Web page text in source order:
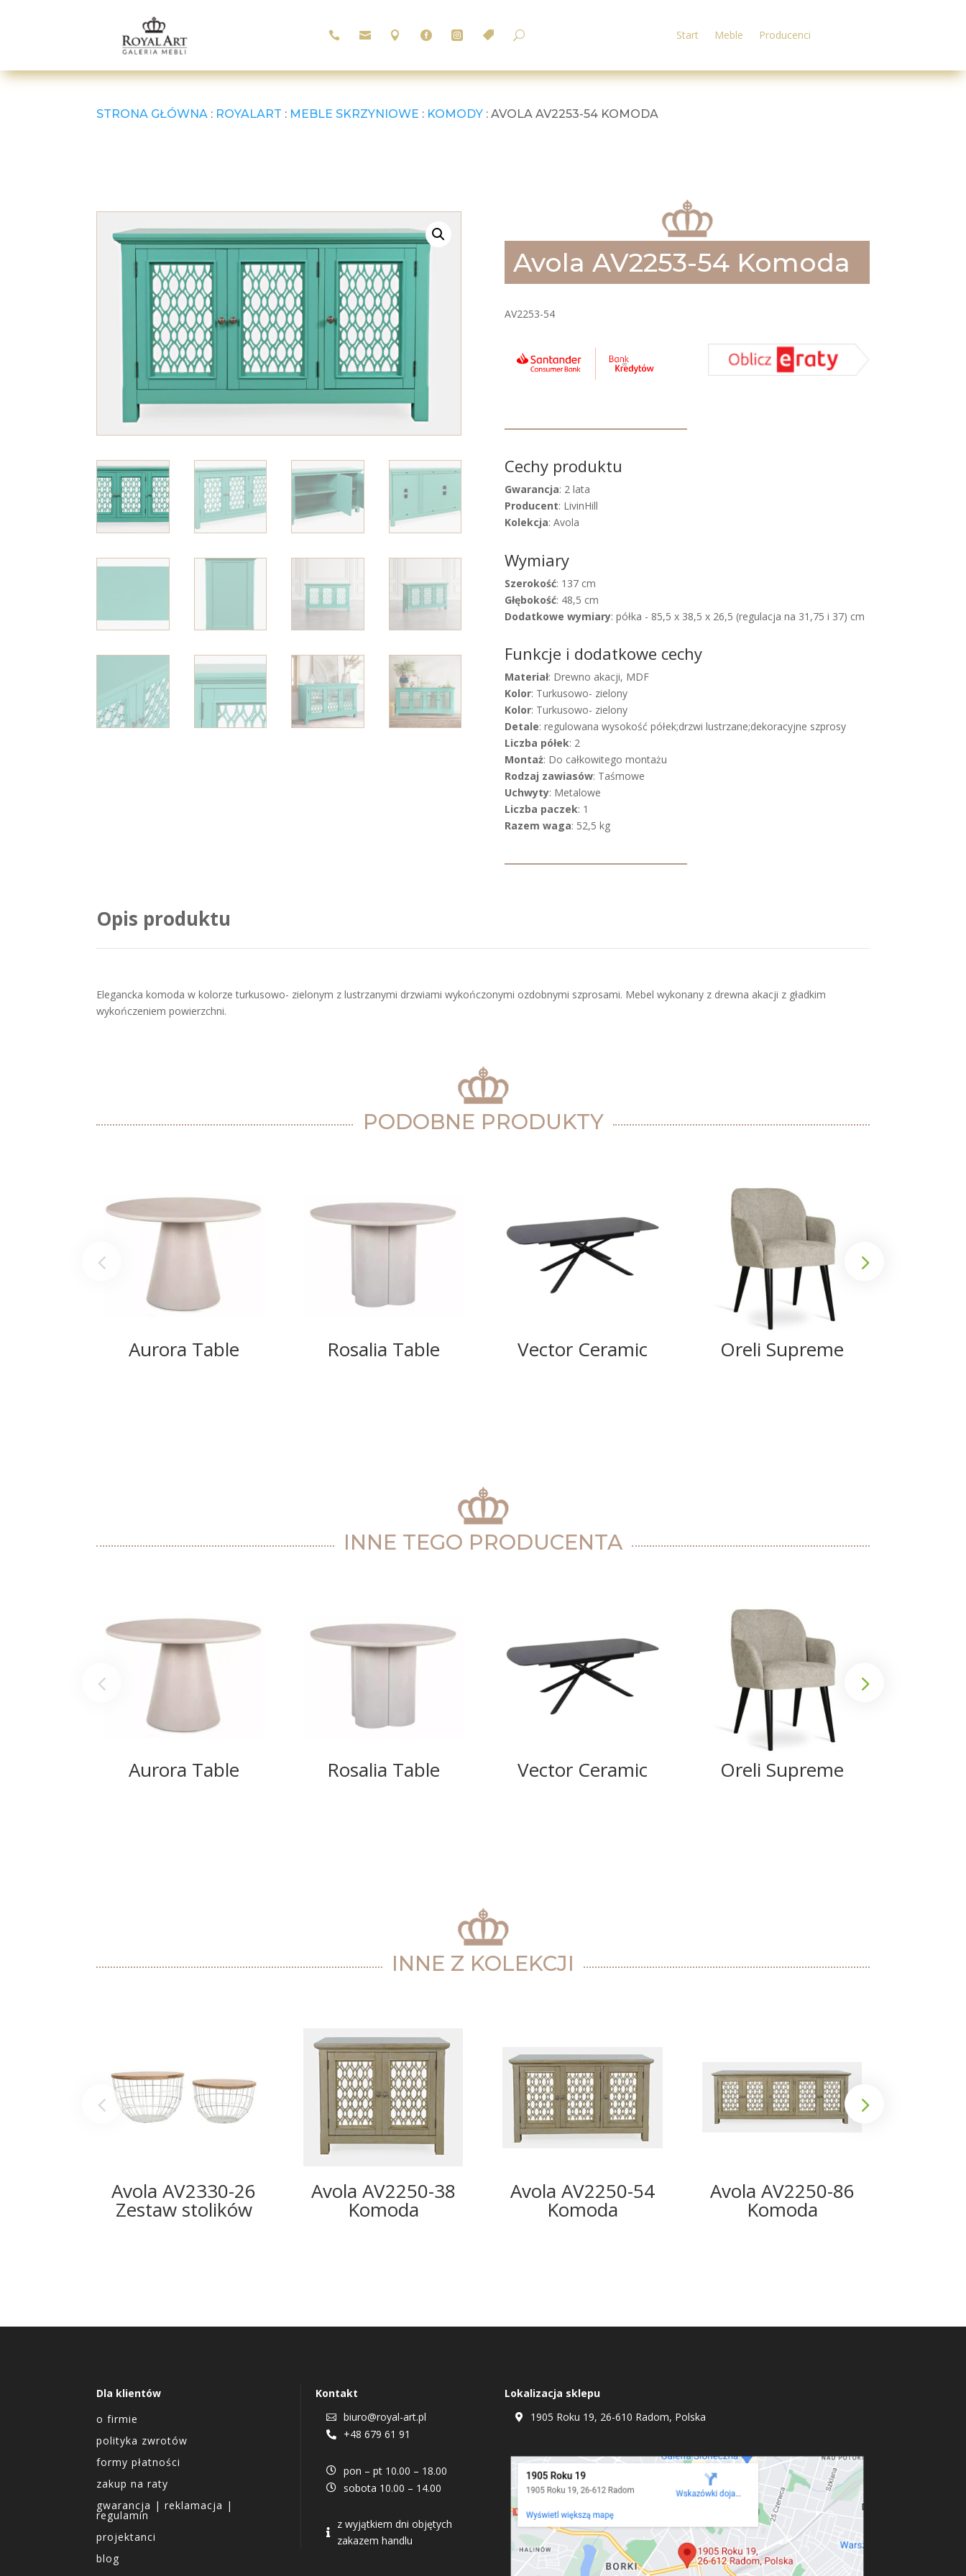
      U Start Meble Producenci
STRONA GŁÓWNA : ROYALART : MEBLE SKRZYNIOWE : KOMODY : AVOLA AV2253-54 KOMODA
Avola AV2253-54 Komoda
AV2253-54
Cechy produktu
Gwarancja: 2 lata
Producent: LivinHill
Kolekcja: Avola
Wymiary
Szerokość: 137 cm
Głębokość: 48,5 cm
Dodatkowe wymiary: półka - 85,5 x 38,5 x 26,5 (regulacja na 31,75 i 37) cm
Funkcje i dodatkowe cechy
Materiał: Drewno akacji, MDF
Kolor: Turkusowo- zielony
Kolor: Turkusowo- zielony
Detale: regulowana wysokość półek;drzwi lustrzane;dekoracyjne szprosy
Liczba półek: 2
Montaż: Do całkowitego montażu
Rodzaj zawiasów: Taśmowe
Uchwyty: Metalowe
Liczba paczek: 1
Razem waga: 52,5 kg
Opis produktu
Elegancka komoda w kolorze turkusowo- zielonym z lustrzanymi drzwiami wykończonymi ozdobnymi szprosami. Mebel wykonany z drewna akacji z gładkim
wykończeniem powierzchni.
PODOBNE PRODUKTY
Aurora Table Rosalia Table Vector Ceramic Oreli Supreme
INNE TEGO PRODUCENTA
Aurora Table Rosalia Table Vector Ceramic Oreli Supreme
INNE Z KOLEKCJI
Avola AV2330-26
Zestaw stolików
Avola AV2250-38
Komoda
Avola AV2250-54
Komoda
Avola AV2250-86
Komoda
Dla klientów
o firmie
polityka zwrotów
formy płatności
zakup na raty
gwarancja | reklamacja |
regulamin
projektanci
blog
Kontakt
 biuro@royal-art.pl
 +48 679 61 91
 pon – pt 10.00 – 18.00
 sobota 10.00 – 14.00

z wyjątkiem dni objętych
zakazem handlu
Lokalizacja sklepu
 1905 Roku 19, 26-610 Radom, Polska